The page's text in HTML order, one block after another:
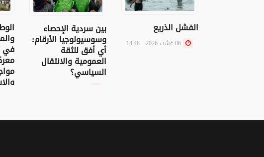
الفشل الذريع بين سردية الإحصاء
وسوسيولوجيا الأرقام:
أي أفق للثقة
العمومية والانتقال
السياسي؟
في